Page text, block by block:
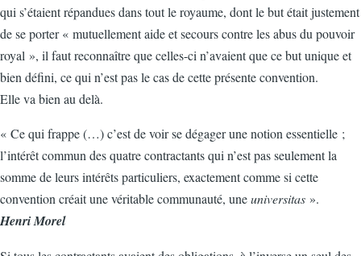
qui s’étaient répandues dans tout le royaume, dont le but était justement
de se porter « mutuellement aide et secours contre les abus du pouvoir
royal », il faut reconnaître que celles-ci n’avaient que ce but unique et
bien défini, ce qui n’est pas le cas de cette présente convention.
Elle va bien au delà.
« Ce qui frappe (…) c’est de voir se dégager une notion essentielle ;
l’intérêt commun des quatre contractants qui n’est pas seulement la
somme de leurs intérêts particuliers, exactement comme si cette
convention créait une véritable communauté, uneuniversitas ».
Henri Morel